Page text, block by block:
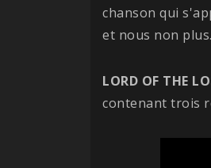
chanson qui
et nous non plus.
LORD OF THE
contenant trois